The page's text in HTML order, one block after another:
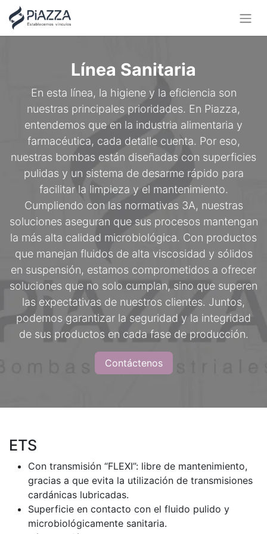
Línea Sanitaria
En esta línea, la higiene y la eficiencia son
nuestras principales prioridades. En Piazza,
entendemos que en la industria alimentaria y
farmacéutica, cada detalle cuenta. Por eso,
nuestras bombas están diseñadas con superficies
pulidas y un sistema de desarme rápido para
facilitar la limpieza y el mantenimiento.
Cumpliendo con las normativas 3A, nuestras
soluciones aseguran que sus procesos mantengan
la más alta calidad microbiológica. Con productos
que manejan fluidos de alta viscosidad y sólidos
en suspensión, estamos comprometidos a ofrecer
soluciones que no solo cumplan, sino que superen
las expectativas de nuestros clientes. Juntos,
podemos garantizar la seguridad y la integridad
de sus productos en cada fase de producción.
Contáctenos
ETS
Con transmisión “FLEXI”: libre de mantenimiento,
gracias a que evita la utilización de transmisiones
cardánicas lubricadas.
Superficie en contacto con el fluido pulido y
microbiológicamente sanitaria.